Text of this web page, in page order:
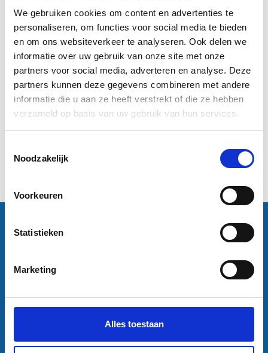
We gebruiken cookies om content en advertenties te
personaliseren, om functies voor social media te bieden
en om ons websiteverkeer te analyseren. Ook delen we
informatie over uw gebruik van onze site met onze
partners voor social media, adverteren en analyse. Deze
partners kunnen deze gegevens combineren met andere
informatie die u aan ze heeft verstrekt of die ze hebben
verzameld op basis van uw gebruik van hun services.
Noodzakelijk
Voorkeuren
Statistieken
Marketing
Alles toestaan
A3 luxe poster (42 x 29,7 cm)
€4,95
A4 luxe poster (29,7 x 21 cm)
€2,95
Excl. btw
Sneleenposter.nl
info@sneleenposter.nl
37045320
Klantenservice